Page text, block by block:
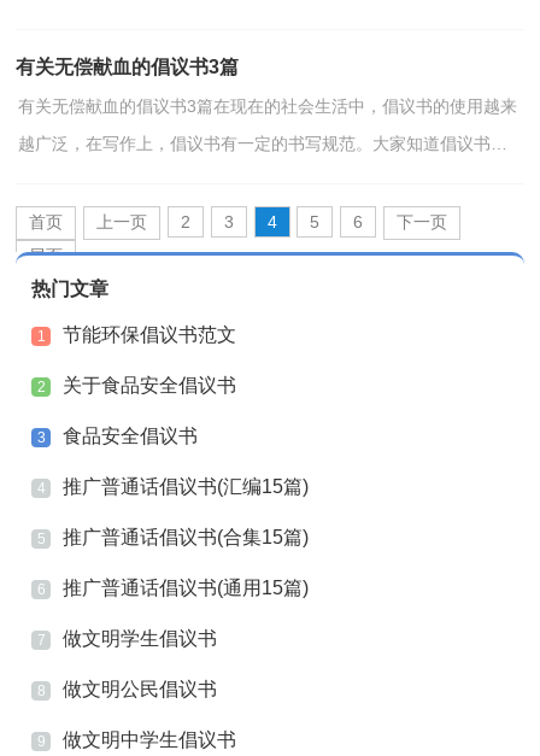
有关无偿献血的倡议书3篇
有关无偿献血的倡议书3篇在现在的社会生活中，倡议书的使用越来
越广泛，在写作上，倡议书有一定的书写规范。大家知道倡议书的
首页 上一页 2 3 4 5 6
下一页
尾页
热门文章
1 节能环保倡议书范文
2 关于食品安全倡议书
3 食品安全倡议书
4 推广普通话倡议书(汇编15篇)
5 推广普通话倡议书(合集15篇)
6 推广普通话倡议书(通用15篇)
7 做文明学生倡议书
8 做文明公民倡议书
9 做文明中学生倡议书